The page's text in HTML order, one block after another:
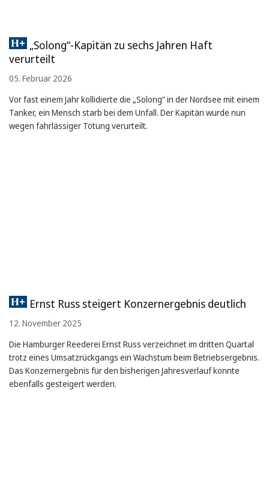
„Solong“-Kapitän zu sechs Jahren Haft
verurteilt
05. Februar 2026
Vor fast einem Jahr kollidierte die „Solong“ in der Nordsee mit einem
Tanker, ein Mensch starb bei dem Unfall. Der Kapitän wurde nun
wegen fahrlässiger Tötung verurteilt.
Ernst Russ steigert Konzernergebnis deutlich
12. November 2025
Die Hamburger Reederei Ernst Russ verzeichnet im dritten Quartal
trotz eines Umsatzrückgangs ein Wachstum beim Betriebsergebnis.
Das Konzernergebnis für den bisherigen Jahresverlauf konnte
ebenfalls gesteigert werden.